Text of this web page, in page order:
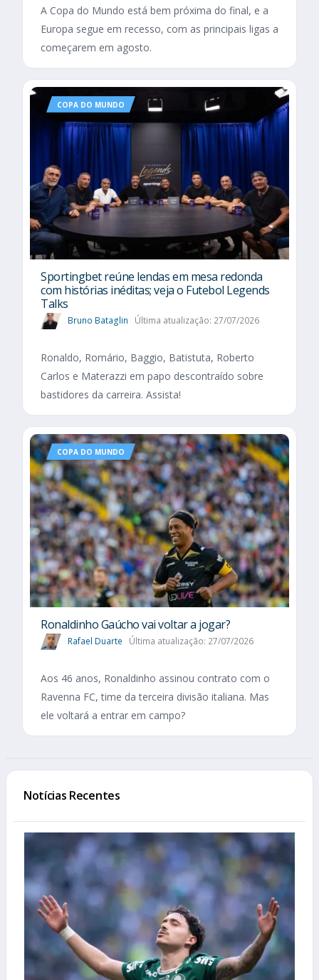
A Copa do Mundo está bem próxima do final, e a
Europa segue em recesso, com as principais ligas a
começarem em agosto.
COPA DO MUNDO
Sportingbet reúne lendas em mesa redonda
com histórias inéditas; veja o Futebol Legends
Talks
Bruno Bataglin Última atualização: 27/07/2026
Ronaldo, Romário, Baggio, Batistuta, Roberto
Carlos e Materazzi em papo descontraído sobre
bastidores da carreira. Assista!
COPA DO MUNDO
Ronaldinho Gaúcho vai voltar a jogar?
Rafael Duarte Última atualização: 27/07/2026
Aos 46 anos, Ronaldinho assinou contrato com o
Ravenna FC, time da terceira divisão italiana. Mas
ele voltará a entrar em campo?
Notícias Recentes